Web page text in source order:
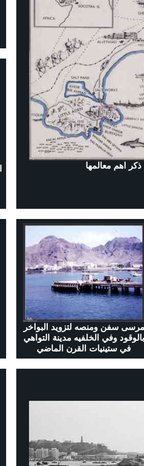
اهم معالمها
مرسى سفن ومنصه لتزويد البواخر
بالوقود وفي الخلفيه مدينة التواهي
في ستينيات القرن الماضي